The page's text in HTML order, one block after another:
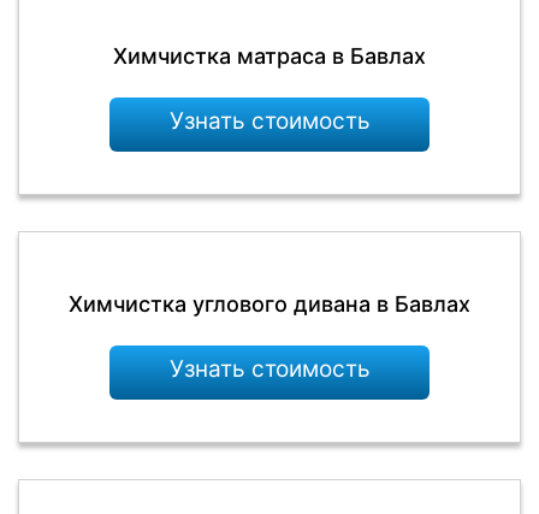
Химчистка матраса в Бавлах
Узнать стоимость
Химчистка углового дивана в Бавлах
Узнать стоимость